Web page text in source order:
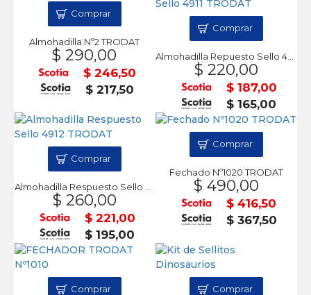
Almohadilla Nº2 TRODAT
$ 290,00
$ 246,50
$ 217,50
Comprar
$ 220,00
$ 187,00
$ 165,00
Comprar
$ 260,00
$ 221,00
$ 195,00
Comprar
Fechado Nº1020 TRODAT
$ 490,00
$ 416,50
$ 367,50
Comprar
Comprar Comprar